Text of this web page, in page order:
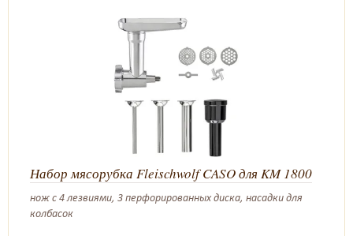
Набор мясорубка Fleischwolf CASO для KM 1800
нож с 4 лезвиями, 3 перфорированных диска, насадки для
колбасок